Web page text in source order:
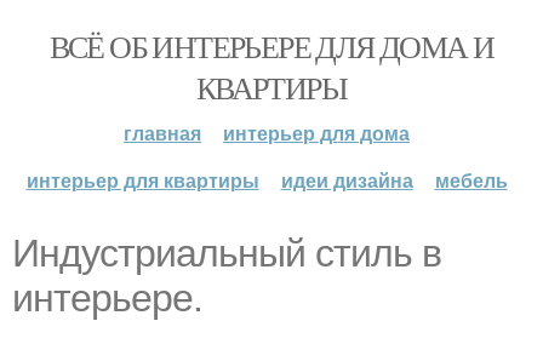
ВСЁ ОБ ИНТЕРЬЕРЕ ДЛЯ ДОМА И
КВАРТИРЫ
главная
интерьер для дома
интерьер для квартиры
идеи дизайна мебель
Индустриальный стиль в
интерьере.